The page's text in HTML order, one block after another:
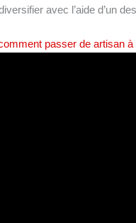
avec l’aide d’un
passer de artisan